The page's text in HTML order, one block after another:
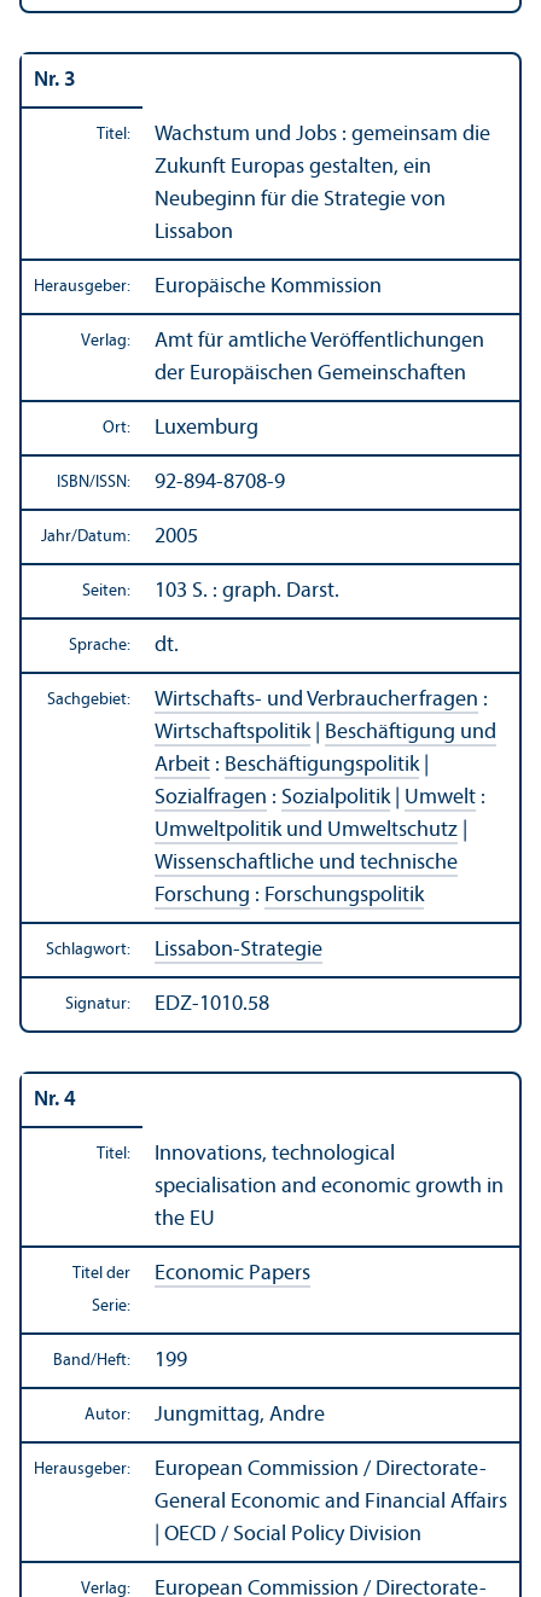
Nr. 3
Titel:
Wachstum und Jobs : gemeinsam die
Zukunft Europas gestalten, ein
Neubeginn für die Strategie von
Lissabon
Herausgeber: Europäische Kommission
Verlag:
Amt für amtliche Veröffentlichungen
der Europäischen Gemeinschaften
Ort: Luxemburg
ISBN/ ISSN: 92-894-8708-9
Jahr/Datum: 2005
Seiten: 103 S. : graph. Darst.
Sprache: dt.
Sachgebiet: Wirtschafts- und Verbraucherfragen :
Wirtschafts­politik| Beschäftigung und
Arbeit : Beschäftigungs­politik|
Sozialfragen : Sozialpolitik| Umwelt :
Umweltpolitik und Umweltschutz
Wissenschaft­liche und technische
Forschung : Forschungs­politik
Schlagwort: Lissabon-Strategie
Signatur: EDZ-1010.58
Nr. 4
Titel:
Innovations, technological
specialisation and economic growth in
the EU
Titel der
Serie:
Economic Papers
Band/Heft: 199
Autor: Jungmittag, Andre
Herausgeber:
European Commission / Directorate-
General Economic and Financial Affairs
| OECD / Social Policy Division
Verlag: European Commission / Directorate-